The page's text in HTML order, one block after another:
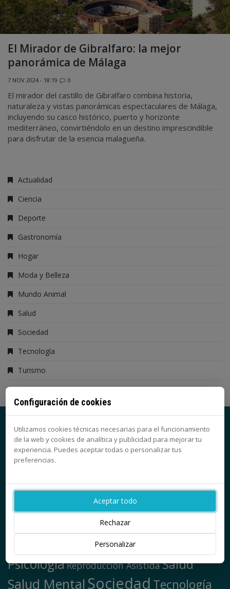
El Mirador de Gibralfaro: la mejor
panorámica de Málaga
7 NOV 2024 - 18:19 0
El mirador del castillo de Gibralfaro combina historia,
naturaleza y vistas panorámicas espectaculares de Málaga,
incluyendo su casco histórico, puerto y horizonte
mediterráneo, convirtiéndolo en un destino imprescindible
para disfrutar de la esencia malagueña.
Actualidad
Ciencia
Deporte
Gastronomía
Hogar
Moda y Belleza
Mundo Animal
Salud
Sociedad
Tecnología
Turismo
Actualidad Adopción Arquitectura Bienestar
Cantabria Carrera Universitaria
DecoraciónDeporte Educación Estilo de Vida
Formación Profesional Gastronomía
HogarInteligencia Artificial Limpieza Madrid
mascotas Moda y Belleza Monumentos Motor Mundo
NutriciónOcio
PsicologíaReproducción AsistidaSalud
Salud Mental Sociedad Tecnología
Configuración de cookies
Utilizamos cookies técnicas necesarias para el funcionamiento
de la web y cookies de analítica y publicidad para mejorar tu
experiencia. Puedes aceptar todas o personalizar tus
preferencias.
Personalizar
Rechazar
Aceptar todo